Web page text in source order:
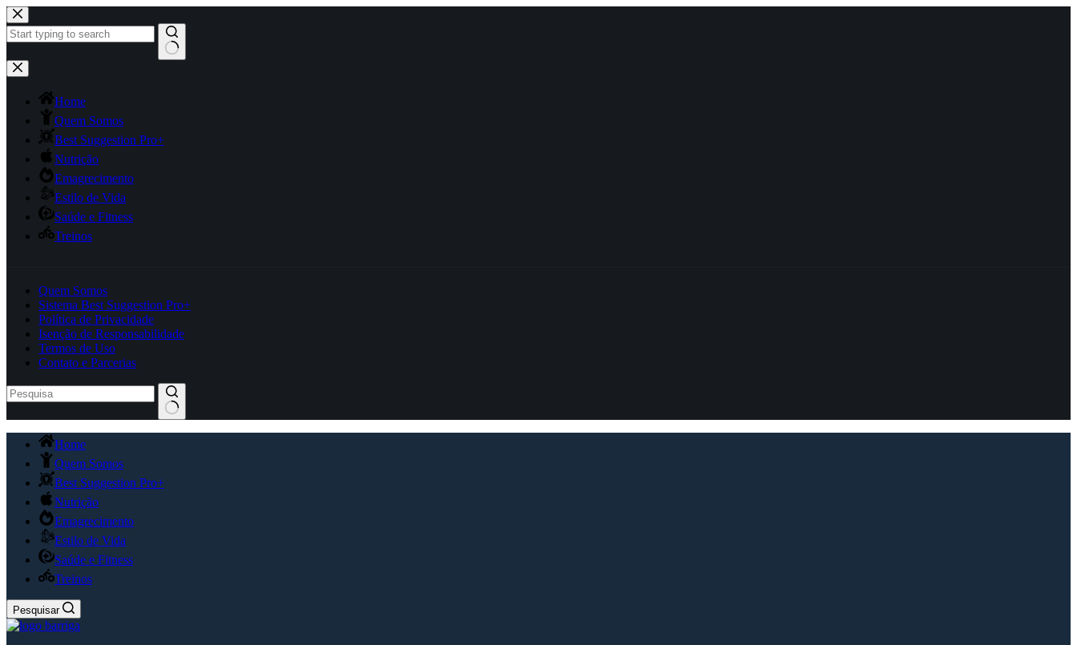
Pular
para
o
Sem
resultados
Home
Quem Somos
Best Suggestion Pro+
Nutrição
Emagrecimento
Estilo de Vida
Saúde e Fitness
Treinos
Quem Somos
Sistema Best Suggestion Pro+
Política de Privacidade
Isenção de Responsabilidade
Termos de Uso
Contato e Parcerias
Home
Quem Somos
Best Suggestion Pro+
Nutrição
Emagrecimento
Estilo de Vida
Saúde e Fitness
Treinos
Pesquisar